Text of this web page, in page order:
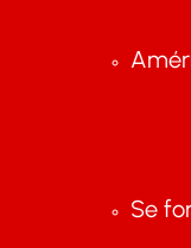
Se